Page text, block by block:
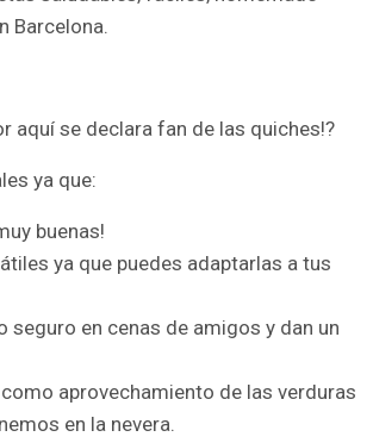
Barcelona.
aquí se declara fan de las quiches!?
ya que:
buenas!
ya que puedes adaptarlas a tus
seguro en cenas de amigos y dan un
aprovechamiento de las verduras
en la nevera.